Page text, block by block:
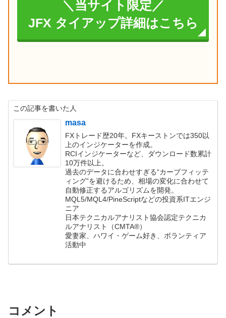
＼当サイト限定／
JFX タイアップ詳細はこちら
この記事を書いた人
masa
FXトレード歴20年。FXキーストンでは350以
上のインジケーターを作成。
RCIインジケーターなど、ダウンロード数累計
10万件以上。
過去のデータに合わせすぎる“カーブフィッテ
ィング”を避けるため、相場の変化に合わせて
自動修正するアルゴリズムを開発。
MQL5/MQL4/PineScriptなどの投資系ITエンジ
ニア
日本テクニカルアナリスト協会認定テクニカ
ルアナリスト（CMTA®）
愛妻家、ハワイ・ゲーム好き、ボランティア
活動中
コメント